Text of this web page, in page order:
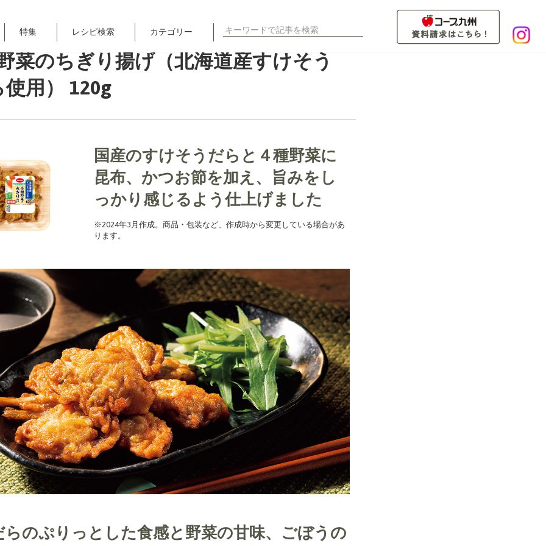
特集 レシピ検索 カテゴリー
検
対
象:
菜のちぎり揚げ（北海道産すけそう
用） 120g
国産のすけそうだらと４種野菜に
昆布、かつお節を加え、旨みをし
っかり感じるよう仕上げました
※2024年3月作成。商品・包装など、作成時から変更している場合があ
ります。
のぷりっとした食感と野菜の甘味、ごぼうの